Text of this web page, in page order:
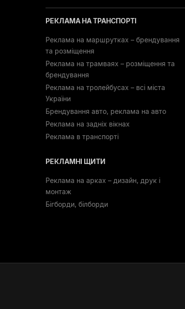
РЕКЛАМА НА ТРАНСПОРТІ
Реклама на маршрутках – брендування
та розміщення
Реклама на трамваях – розміщення та
брендування
Реклама на тролейбусах – всі міста
України
Брендування авто, реклама на авто
Реклама на задніх вікнах
Реклама в транспорті
РЕКЛАМНІ ЩИТИ
Реклама на арках – дизайн, друк і
монтаж
Бігборди, білборди